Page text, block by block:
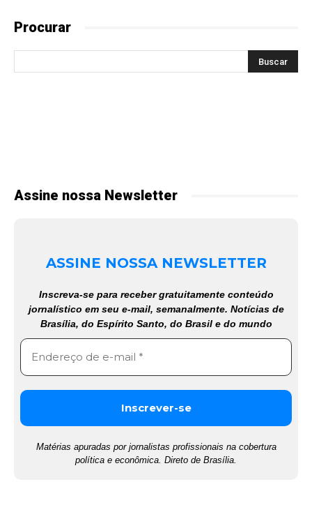
Procurar
Assine nossa Newsletter
ASSINE NOSSA NEWSLETTER
Inscreva-se para receber gratuitamente conteúdo
jornalístico em seu e-mail, semanalmente. Notícias de
Brasília, do Espírito Santo, do Brasil e do mundo
Matérias apuradas por jornalistas profissionais na cobertura
política e econômica. Direto de Brasília.